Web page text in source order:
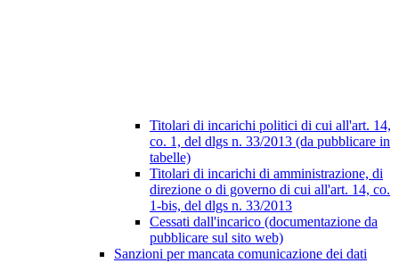
Titolari di incarichi politici di cui all'art. 14,
co. 1, del dlgs n. 33/2013 (da pubblicare in
tabelle)
Titolari di incarichi di amministrazione, di
direzione o di governo di cui all'art. 14, co.
1-bis, del dlgs n. 33/2013
Cessati dall'incarico (documentazione da
pubblicare sul sito web)
Sanzioni per mancata comunicazione dei dati